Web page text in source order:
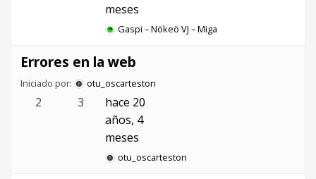
meses
Gaspi – Nökeö VJ – Miga
Errores en la web
Iniciado por: otu_oscarteston
2 3
hace 20
años, 4
meses
otu_oscarteston